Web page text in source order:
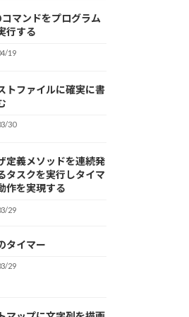
マンドをプログラム
行する
19
トファイルに確実に書
30
定義メソッドを連続発
タスクを実行しタイマ
作を実現する
29
タイマー
29